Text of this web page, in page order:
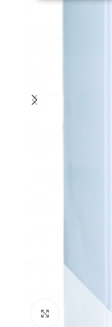
Click to